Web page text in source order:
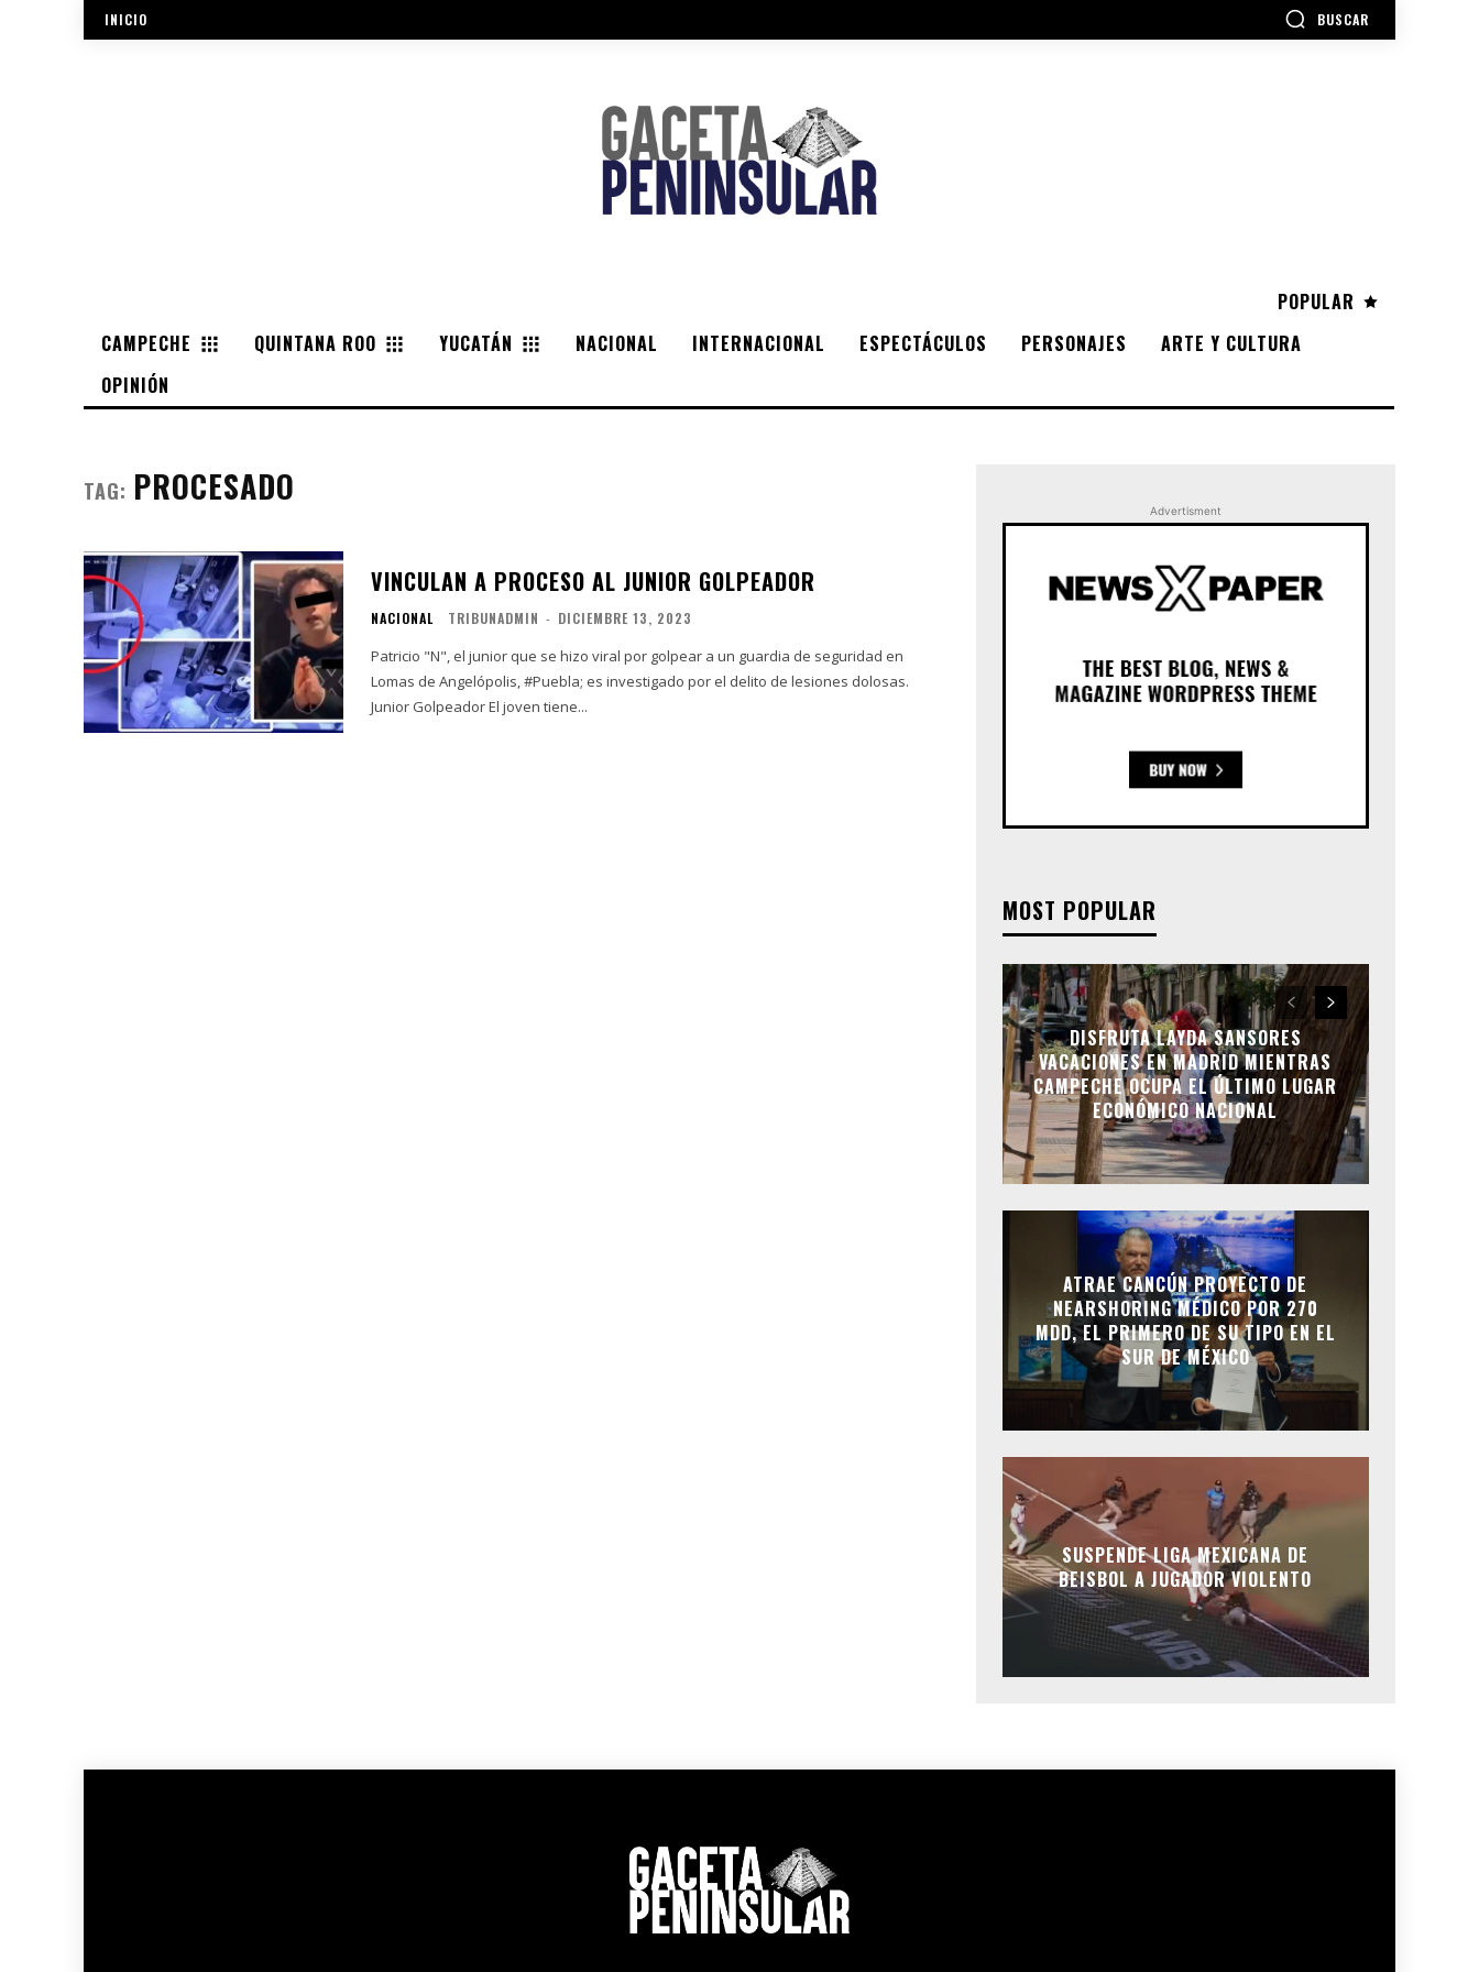
INICIO BUSCAR
POPULAR
CAMPECHE
QUINTANA ROO YUCATÁN NACIONAL INTERNACIONAL ESPECTÁCULOS PERSONAJES
ARTE Y CULTURA
OPINIÓN
TAG: PROCESADO
VINCULAN A PROCESO AL JUNIOR GOLPEADOR
NACIONAL TRIBUNADMIN - DICIEMBRE 13, 2023
Patricio "N", el junior que se hizo viral por golpear a un guardia de seguridad en
Lomas de Angelópolis, #Puebla; es investigado por el delito de lesiones dolosas.
Junior Golpeador El joven tiene...
Advertisment
MOST POPULAR
DISFRUTA LAYDA SANSORES
VACACIONES EN MADRID MIENTRAS
CAMPECHE OCUPA EL ÚLTIMO LUGAR
ECONÓMICO NACIONAL
ATRAE CANCÚN PROYECTO DE
NEARSHORING MÉDICO POR 270
MDD, EL PRIMERO DE SU TIPO EN EL
SUR DE MÉXICO
SUSPENDE LIGA MEXICANA DE
BEISBOL A JUGADOR VIOLENTO